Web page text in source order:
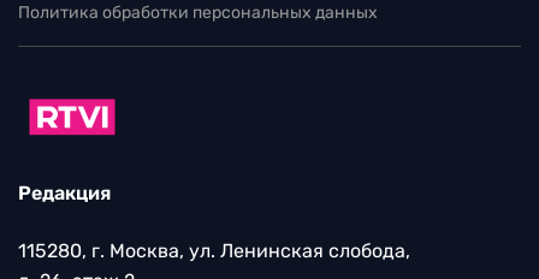
Политика обработки персональных данных
Редакция
115280, г. Москва, ул. Ленинская слобода,